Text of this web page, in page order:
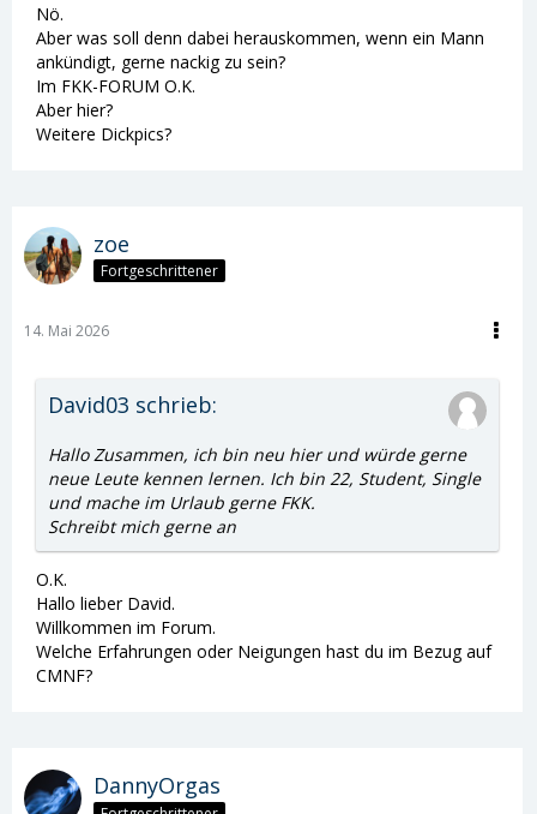
Nö.
Aber was soll denn dabei herauskommen, wenn ein Mann
ankündigt, gerne nackig zu sein?
Im FKK-FORUM O.K.
Aber hier?
Weitere Dickpics?
zoe
Fortgeschrittener
14. Mai 2026
David03 schrieb:
Hallo Zusammen, ich bin neu hier und würde gerne
neue Leute kennen lernen. Ich bin 22, Student, Single
und mache im Urlaub gerne FKK.
Schreibt mich gerne an
O.K.
Hallo lieber David.
Willkommen im Forum.
Welche Erfahrungen oder Neigungen hast du im Bezug auf
CMNF?
DannyOrgas